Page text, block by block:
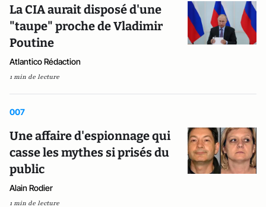
La CIA aurait disposé d'une
"taupe" proche de Vladimir
Poutine
Atlantico Rédaction
1 min de lecture
007
Une affaire d'espionnage qui
casse les mythes si prisés du
public
Alain Rodier
1 min de lecture